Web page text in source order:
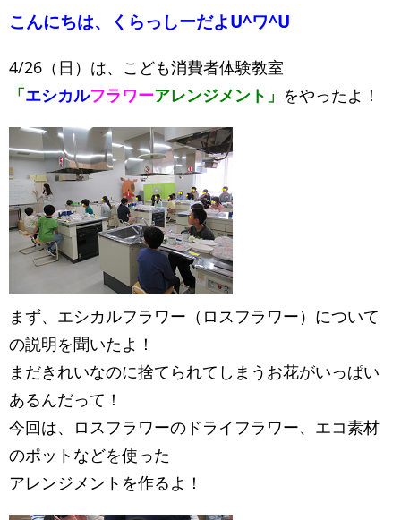
こんにちは、くらっしーだよU^ワ^U
4/26（日）は、こども消費者体験教室
「エシカルフラワーアレンジメント」 をやったよ！
まず、エシカルフラワー（ロスフラワー）について
の説明を聞いたよ！
まだきれいなのに捨てられてしまうお花がいっぱい
あるんだって！
今回は、ロスフラワーのドライフラワー、エコ素材
のポットなどを使った
アレンジメントを作るよ！